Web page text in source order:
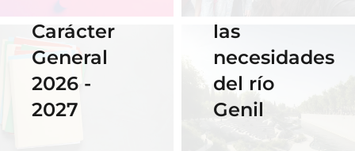
Carácter
General
2026 -
2027
las
necesidades
del río
Genil
28 Noviembre
2025
concurso
del
Instituto
Cervantes
de Praga